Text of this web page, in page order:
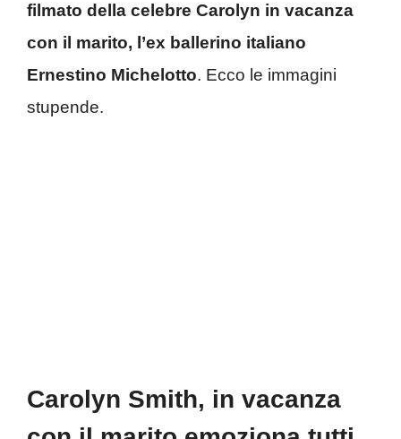
filmato della celebre Carolyn in vacanza
con il marito, l’ex ballerino italiano
Ernestino Michelotto. Ecco le immagini
stupende.
Carolyn Smith, in vacanza